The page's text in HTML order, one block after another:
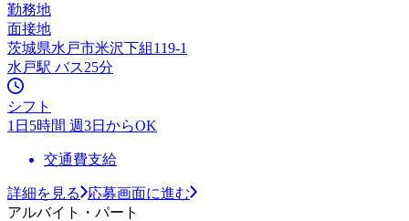
勤務地
面接地
茨城県水戸市米沢下組119-1
水戸駅 バス25分
シフト
1日5時間 週3日からOK
交通費支給
詳細を見る
応募画面に進む
アルバイト・パート